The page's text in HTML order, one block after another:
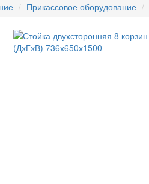
Прикассовое оборудование